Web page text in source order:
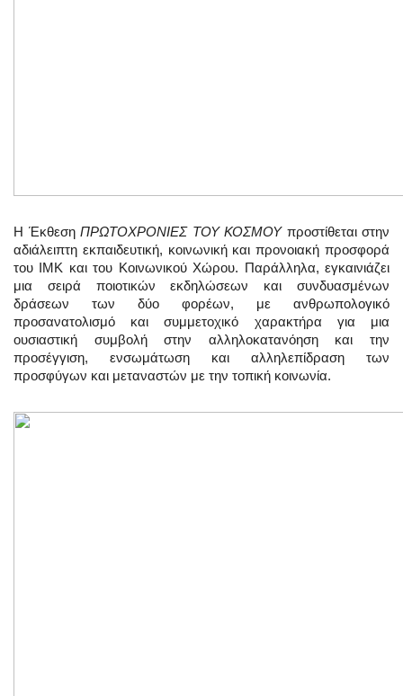
Η Έκθεση ΠΡΩΤΟΧΡΟΝΙΕΣ ΤΟΥ ΚΟΣΜΟΥπροστίθεται στην
αδιάλειπτη εκπαιδευτική, κοινωνική και προνοιακή προσφορά
του ΙΜΚ και του Κοινωνικού Χώρου. Παράλληλα, εγκαινιάζει
μια σειρά ποιοτικών εκδηλώσεων και συνδυασμένων
δράσεων των δύο φορέων, με ανθρωπολογικό
προσανατολισμό και συμμετοχικό χαρακτήρα για μια
ουσιαστική συμβολή στην αλληλοκατανόηση και την
προσέγγιση, ενσωμάτωση και αλληλεπίδραση των
προσφύγων και μεταναστών με την τοπική κοινωνία.